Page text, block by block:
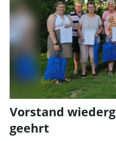
Vorstand
geehrt